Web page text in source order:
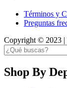
Términos y
Preguntas
Copyright © 2023 |
Shop By